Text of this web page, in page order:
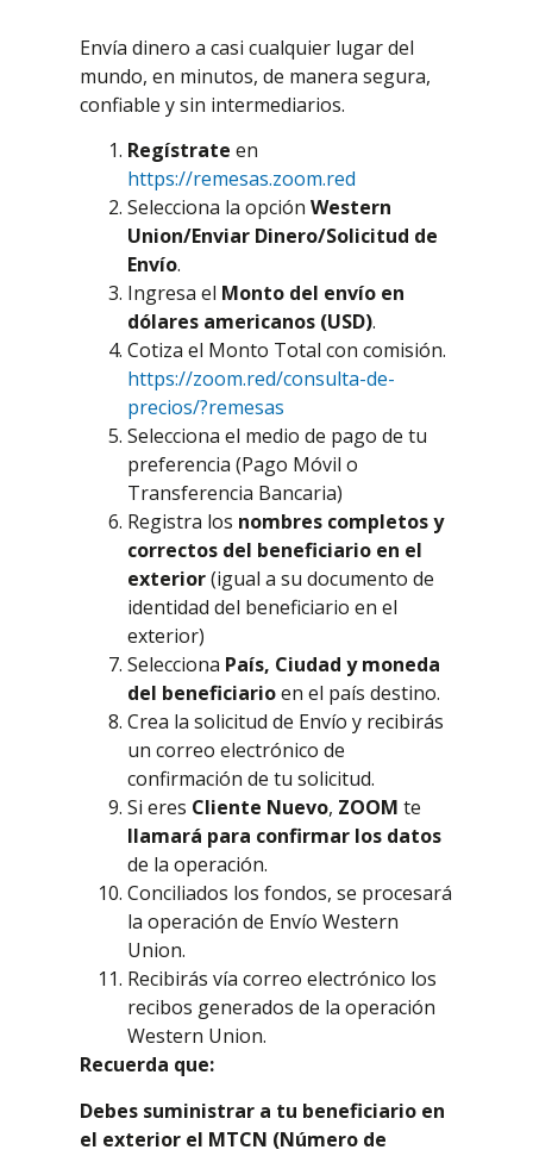
Envía dinero a casi cualquier lugar del
mundo, en minutos, de manera segura,
confiable y sin intermediarios.
Regístrate en
https://remesas.zoom.red
Selecciona la opción Western
Union/Enviar Dinero/Solicitud de
Envío.
Ingresa el Monto del envío en
dólares americanos (USD).
Cotiza el Monto Total con comisión.
https://zoom.red/consulta-de-
precios/?remesas
Selecciona el medio de pago de tu
preferencia (Pago Móvil o
Transferencia Bancaria)
Registra los nombres completos y
correctos del beneficiario en el
exterior(igual a su documento de
identidad del beneficiario en el
exterior)
Selecciona País, Ciudad y moneda
del beneficiarioen el país destino.
Crea la solicitud de Envío y recibirás
un correo electrónico de
confirmación de tu solicitud.
Si eres Cliente Nuevo, ZOOM te
llamará para confirmar los datos
de la operación.
Conciliados los fondos, se procesará
la operación de Envío Western
Union.
Recibirás vía correo electrónico los
recibos generados de la operación
Western Union.
Recuerda que:
Debes suministrar a tu beneficiario en
el exterior el MTCN (Número de